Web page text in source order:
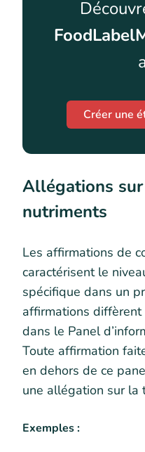
Créer une
Allégations
nutriments
Les affirmations de
caractérisent le
spécifique dans un
affirmations
dans le Panel
Toute affirmation
en dehors de ce
une allégation sur la
Exemples :